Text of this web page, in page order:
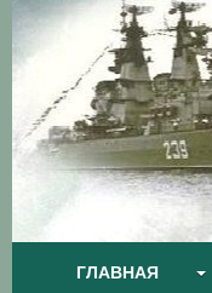
ГЛАВНАЯ